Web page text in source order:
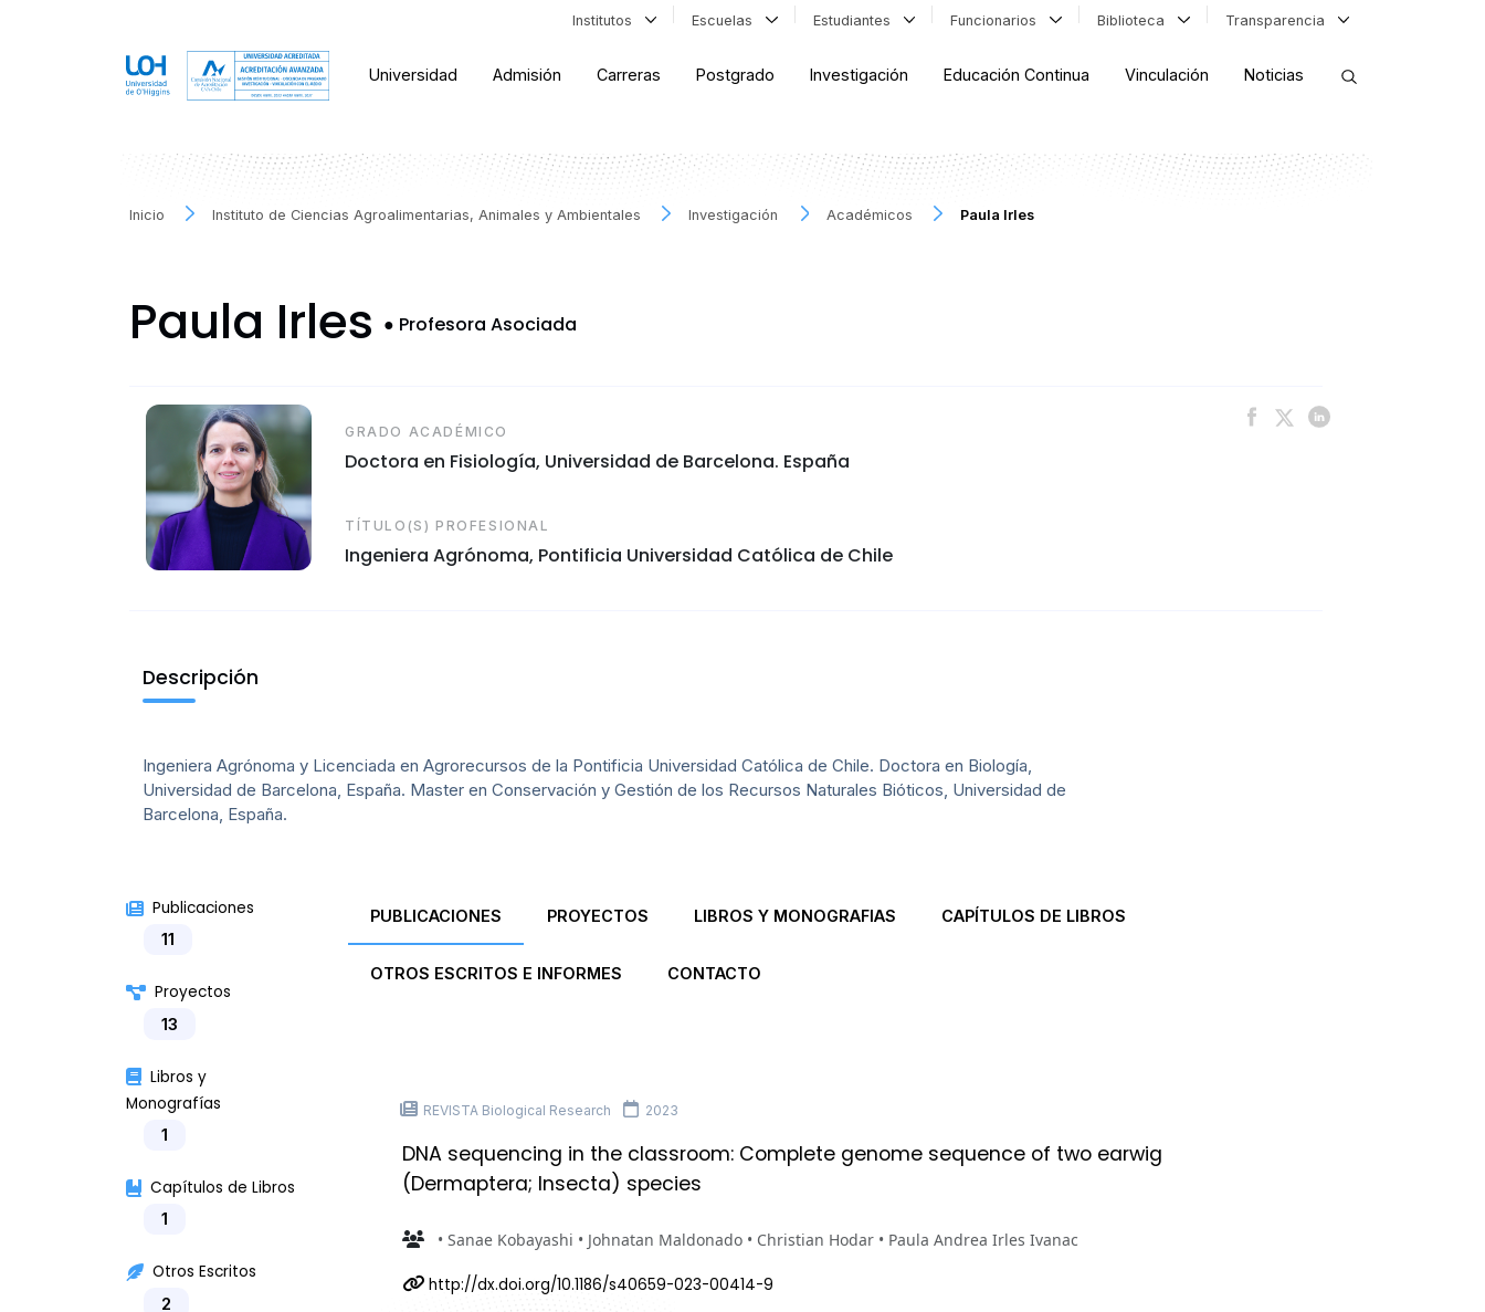
Institutos Escuelas Estudiantes Funcionarios Biblioteca Transparencia
Universidad Admisión Carreras Postgrado Investigación Educación Continua Vinculación Noticias
Inicio Instituto de Ciencias Agroalimentarias, Animales y Ambientales Investigación Académicos Paula Irles
Paula Irles ● Profesora Asociada
GRADO ACADÉMICO
Doctora en Fisiología, Universidad de Barcelona. España
TÍTULO(S) PROFESIONAL
Ingeniera Agrónoma, Pontificia Universidad Católica de Chile
Descripción
Ingeniera Agrónoma y Licenciada en Agrorecursos de la Pontificia Universidad Católica de Chile. Doctora en Biología,
Universidad de Barcelona, España. Master en Conservación y Gestión de los Recursos Naturales Bióticos, Universidad de
Barcelona, España.
Publicaciones
11
Proyectos
13
Libros y
Monografías
1
Capítulos de Libros
1
Otros Escritos
2
PUBLICACIONES PROYECTOS LIBROS Y MONOGRAFIAS CAPÍTULOS DE LIBROS
OTROS ESCRITOS E INFORMES CONTACTO
REVISTA Biological Research 2023
DNA sequencing in the classroom: Complete genome sequence of two earwig
(Dermaptera; Insecta) species
• Sanae Kobayashi • Johnatan Maldonado • Christian Hodar • Paula Andrea Irles Ivanac
http://dx.doi.org/10.1186/s40659-023-00414-9